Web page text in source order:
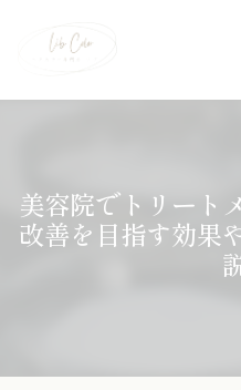
美容院でトリート
改善を目指す効果